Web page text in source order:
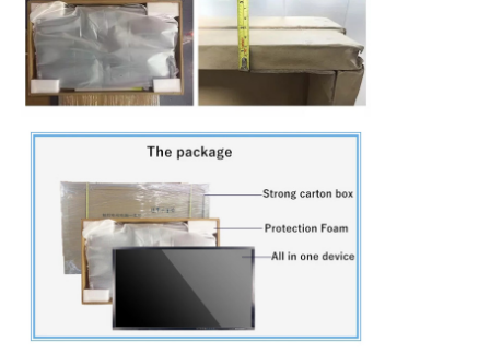
एक बोली का अनुरोध
इंटरएक्टिव डिजिटल ब्लैकबोर्ड
शिक्षा इंटरएक्टिव व्हाइटबोर्ड
स्मार्ट नैनो ब्लैकबोर्ड
मीटिंग रूम इंटरएक्टिव डिस्प्ले